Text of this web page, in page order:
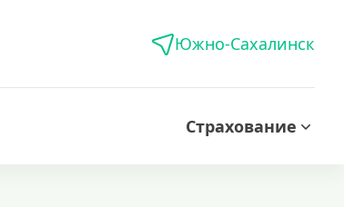
Южно-Сахалинск
Страхование